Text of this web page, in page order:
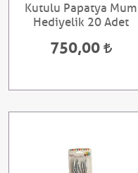
Kutulu Papatya Mum
Hediyelik 20 Adet
750,00